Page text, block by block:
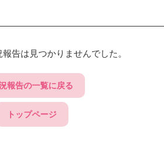
告は見つかりませんでした。
報告の一覧に戻る
トップページ